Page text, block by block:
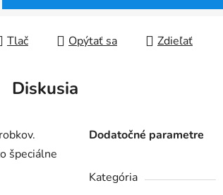
Tlač Opýtať sa Zdieľať
Diskusia
špeciálne
Dodatočné parametre
Kategória